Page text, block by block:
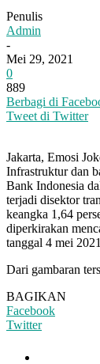
Penulis
Admin
-
Mei 29, 2021
0
889
Berbagi di
Tweet di Twitter
Jakarta, Emosi
Infrastruktur dan
Bank Indonesia
terjadi disektor
keangka 1,64
diperkirakan
tanggal 4 mei
Dari gambaran
BAGIKAN
Facebook
Twitter